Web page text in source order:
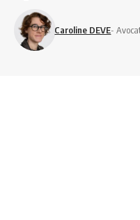
Caroline DEVE-